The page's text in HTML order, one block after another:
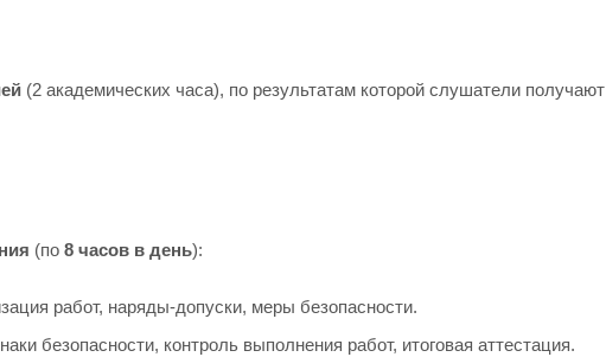
(2 академических часа), по результатам которой слушатели получают
(по 8 часов в день):
работ, наряды-допуски, меры безопасности.
безопасности, контроль выполнения работ, итоговая аттестация.